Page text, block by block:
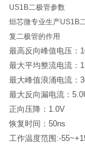
US1B二极管参数
烜芯微专业生产US1B
复二极管的作用
最高反向峰值电压：
最大平均整流电流：
最大峰值浪涌电流：
最大反向漏电流：
正向压降：1.0V
恢复时间：50ns
工作温度范围:-